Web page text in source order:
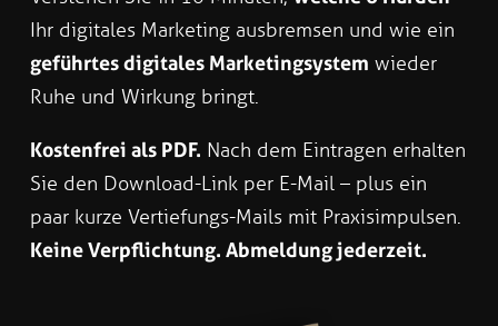
Ihr digitales Marketing ausbremsen und wie ein
geführtes digitales Marketingsystem wieder
Ruhe und Wirkung bringt.
Kostenfrei als PDF. Nach dem Eintragen erhalten
Sie den Download-Link per E-Mail – plus ein
paar kurze Vertiefungs-Mails mit Praxisimpulsen.
Keine Verpflichtung. Abmeldung jederzeit.